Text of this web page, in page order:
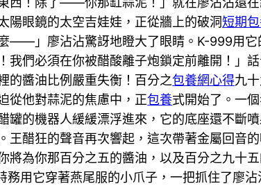
陽眼鏡的太空吉娃娃，正從牆上的破洞短期
——」廖沾沾驚訝地瞪大了眼睛。K-999用
們必須在你被醋酸離子炮鎖定前離開！」
的醬油比例嚴重失衡！百分之包養網心得九
從他對蒜泥的焦慮中，正包養式開始了。一
罐的機器人緩緩漂浮進來，它的底座還不斷
王醋狂的聲音再次響起，這次帶著金屬回音
為你那百分之五的醬油，以及百分之九十
用它穿著燕尾服的小爪子，一把抓住了廖